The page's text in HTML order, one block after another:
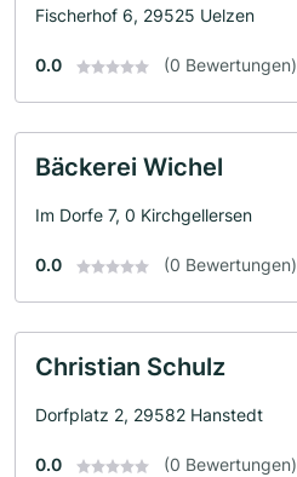
Fischerhof 6, 29525 Uelzen
0.0 (0 Bewertungen)
Bäckerei Wichel
Im Dorfe 7, 0 Kirchgellersen
0.0 (0 Bewertungen)
Christian Schulz
Dorfplatz 2, 29582 Hanstedt
0.0 (0 Bewertungen)